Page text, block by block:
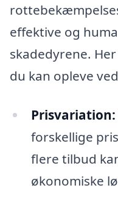
effektive og
skadedyrene.
du kan opleve
Prisvariation:
forskellige
flere tilbud
økonomiske